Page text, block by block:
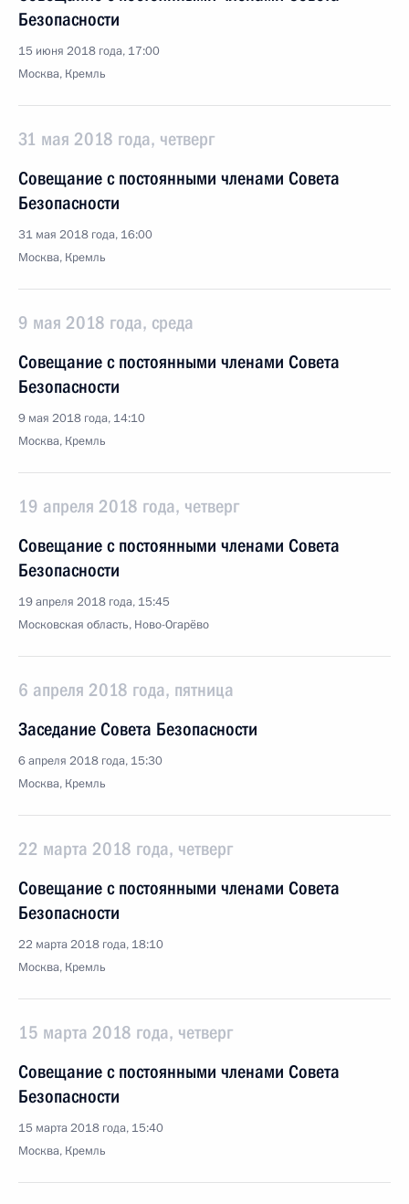
Безопасности
15 июня 2018 года, 17:00
Москва, Кремль
31 мая 2018 года, четверг
Совещание с постоянными членами Совета
Безопасности
31 мая 2018 года, 16:00
Москва, Кремль
9 мая 2018 года, среда
Совещание с постоянными членами Совета
Безопасности
9 мая 2018 года, 14:10
Москва, Кремль
19 апреля 2018 года, четверг
Совещание с постоянными членами Совета
Безопасности
19 апреля 2018 года, 15:45
Московская область, Ново-Огарёво
6 апреля 2018 года, пятница
Заседание Совета Безопасности
6 апреля 2018 года, 15:30
Москва, Кремль
22 марта 2018 года, четверг
Совещание с постоянными членами Совета
Безопасности
22 марта 2018 года, 18:10
Москва, Кремль
15 марта 2018 года, четверг
Совещание с постоянными членами Совета
Безопасности
15 марта 2018 года, 15:40
Москва, Кремль